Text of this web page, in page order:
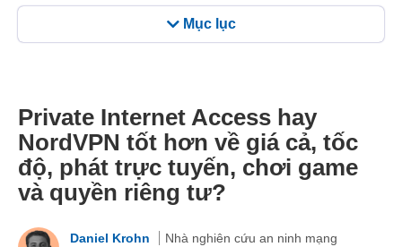
Mục lục
Private Internet Access hay
NordVPN tốt hơn về giá cả, tốc
độ, phát trực tuyến, chơi game
và quyền riêng tư?
Daniel Krohn
Nhà nghiên cứu an ninh mạng